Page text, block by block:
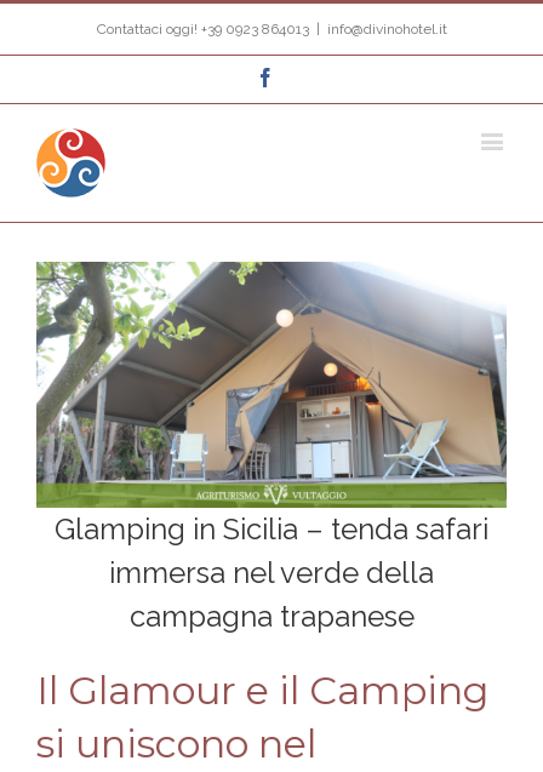
Contattaci oggi! +39 0923 864013 info@divinohotel.it
Glamping in Sicilia – tenda safari
immersa nel verde della
campagna trapanese
Il Glamour e il Camping
si uniscono nel